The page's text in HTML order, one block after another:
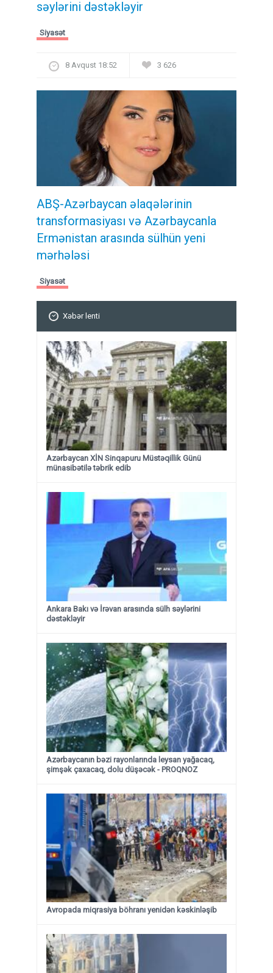
səylərini dəstəkləyir
Siyasət
8 Avqust 18:52 3 626
ABŞ-Azərbaycan əlaqələrinin
transformasiyası və Azərbaycanla
Ermənistan arasında sülhün yeni
mərhələsi
Siyasət
Xəbər lenti
Azərbaycan XİN Sinqapuru Müstəqillik Günü
münasibətilə təbrik edib
Ankara Bakı və İrəvan arasında sülh səylərini
dəstəkləyir
Azərbaycanın bəzi rayonlarında leysan yağacaq,
şimşək çaxacaq, dolu düşəcək - PROQNOZ
Avropada miqrasiya böhranı yenidən kəskinləşib